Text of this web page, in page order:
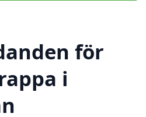
för
i